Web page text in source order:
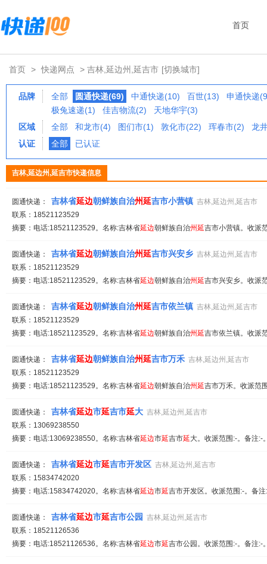
首页
首页 > 快递网点 > 吉林,延边州,延吉市 [切换城市]
品牌 全部 圆通快递(69) 中通快递(10) 百世(13)
申通快递
极兔速递(1)
佳吉物流(2)
天地华宇(3)
区域
全部 和龙市(4) 图们市(1) 敦化市(22) 珲春市(2)
龙
认证
全部 已认证
吉林,延边州,延吉市快递信息
圆通快递： 吉林省延边朝鲜族自治州延吉市小营镇 吉林,延边州,延吉市
联系：18521123529
摘要：电话:18521123529。名称:吉林省延边朝鲜族自治州延吉市小营镇。收派
圆通快递： 吉林省延边朝鲜族自治州延吉市兴安乡 吉林,延边州,延吉市
联系：18521123529
摘要：电话:18521123529。名称:吉林省延边朝鲜族自治州延吉市兴安乡。收派
圆通快递： 吉林省延边朝鲜族自治州延吉市依兰镇 吉林,延边州,延吉市
联系：18521123529
摘要：电话:18521123529。名称:吉林省延边朝鲜族自治州延吉市依兰镇。收派
圆通快递： 吉林省延边朝鲜族自治州延吉市万禾 吉林,延边州,延吉市
联系：18521123529
摘要：电话:18521123529。名称:吉林省延边朝鲜族自治州延吉市万禾。收派范
圆通快递： 吉林省延边市延吉市延大 吉林,延边州,延吉市
联系：13069238550
摘要：电话:13069238550。名称:吉林省延边市延吉市延大。收派范围:-。备注:-
圆通快递： 吉林省延边市延吉市开发区 吉林,延边州,延吉市
联系：15834742020
摘要：电话:15834742020。名称:吉林省延边市延吉市开发区。收派范围:-。备
圆通快递： 吉林省延边市延吉市公园 吉林,延边州,延吉市
联系：18521126536
摘要：电话:18521126536。名称:吉林省延边市延吉市公园。收派范围:-。备注